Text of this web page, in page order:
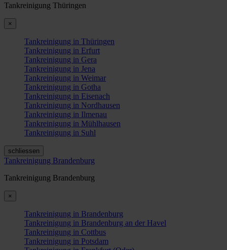
Tankreinigung Thüringen
×
Tankreinigung in Thüringen
Tankreinigung in Erfurt
Tankreinigung in Gera
Tankreinigung in Jena
Tankreinigung in Weimar
Tankreinigung in Gotha
Tankreinigung in Eisenach
Tankreinigung in Nordhausen
Tankreinigung in Ilmenau
Tankreinigung in Mühlhausen
Tankreinigung in Suhl
schliessen
Tankreinigung Brandenburg
Tankreinigung Brandenburg
×
Tankreinigung in Brandenburg
Tankreinigung in Brandenburg an der Havel
Tankreinigung in Cottbus
Tankreinigung in Potsdam